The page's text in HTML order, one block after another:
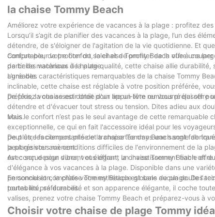
la chaise Tommy Beach
Améliorez votre expérience de vacances à la plage : profitez
Lorsqu’il s’agit de planifier des vacances à la plage, l’un des
détendre, de s'éloigner de l'agitation de la vie quotidienne. Et
confortable, de profiter du soleil et de profiter de la vue à
de belles vacances à la plage.
Conçue pour votre confort, la chaise Tommy Beach offre une
partir de matériaux de haute qualité, cette chaise allie
agréable.
L’une des caractéristiques remarquables de la chaise Tommy
inclinable, cette chaise est réglable à votre position préférée,
préfériez vous asseoir droit pour lire un livre ou vous prélasser
De plus, la chaise est dotée d'un appui-tête rembourré qui offre
détendre et d'évacuer tout stress ou tension. Dites adieu aux
vous.
Mais le confort n’est pas le seul avantage de cette
exceptionnelle, ce qui en fait l'accessoire idéal pour les
peut être facilement pliée et transportée dans une sangle de
la plage vous mènent.
De plus, les composants de la chaise Tommy Beach sont
peut résister aux conditions difficiles de l'environnement de la
est conçue pour durer, vous offrant un investissement fiable et
Avec son design vibrant et élégant, la chaise Tommy Beach
d'élégance à vos vacances à la plage. Disponible dans une
personnel et complète votre esthétique globale de plage. Des
toutes les préférences.
En conclusion, la chaise Tommy Beach est sans aucun doute
portabilité, sa durabilité et son apparence élégante, il coche
valises, prenez votre chaise Tommy Beach et préparez-vous à
Choisir votre chaise de plage Tommy